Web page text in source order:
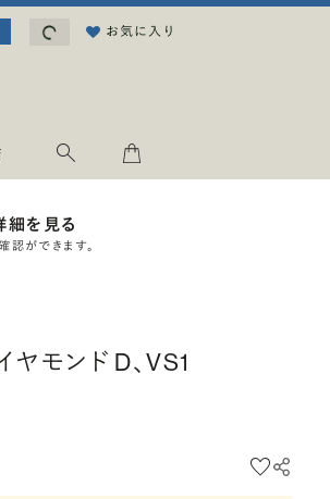
読み込み中...お気に入り
細を見る
認ができます。
モンド D、VS1